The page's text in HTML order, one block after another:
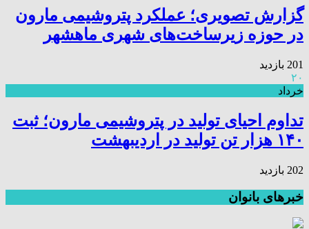
گزارش تصویری؛ عملکرد پتروشیمی مارون
در حوزه زیرساخت‌های شهری ماهشهر
201 بازدید
۲۰
خرداد
تداوم احیای تولید در پتروشیمی مارون؛ ثبت
۱۴۰ هزار تن تولید در اردیبهشت
202 بازدید
خبرهای بانوان